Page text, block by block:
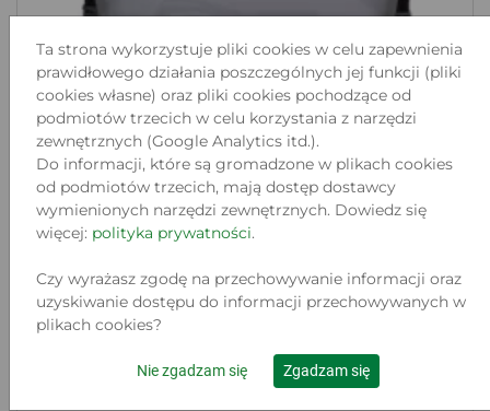
LAMPA ROBOCZA LED HM MÜLLNER
Lokalizacja:
ZŁOTORYJA, RYNEK 31A
Stan:
317
Ta strona wykorzystuje pliki cookies w celu zapewnienia
prawidłowego działania poszczególnych jej funkcji (pliki
cookies własne) oraz pliki cookies pochodzące od
podmiotów trzecich w celu korzystania z narzędzi
zewnętrznych (Google Analytics itd.).
Do informacji, które są gromadzone w plikach cookies
od podmiotów trzecich, mają dostęp dostawcy
wymienionych narzędzi zewnętrznych. Dowiedz się
więcej: polityka prywatności.
Czy wyrażasz zgodę na przechowywanie informacji oraz
uzyskiwanie dostępu do informacji przechowywanych w
plikach cookies?
Nie zgadzam się Zgadzam się